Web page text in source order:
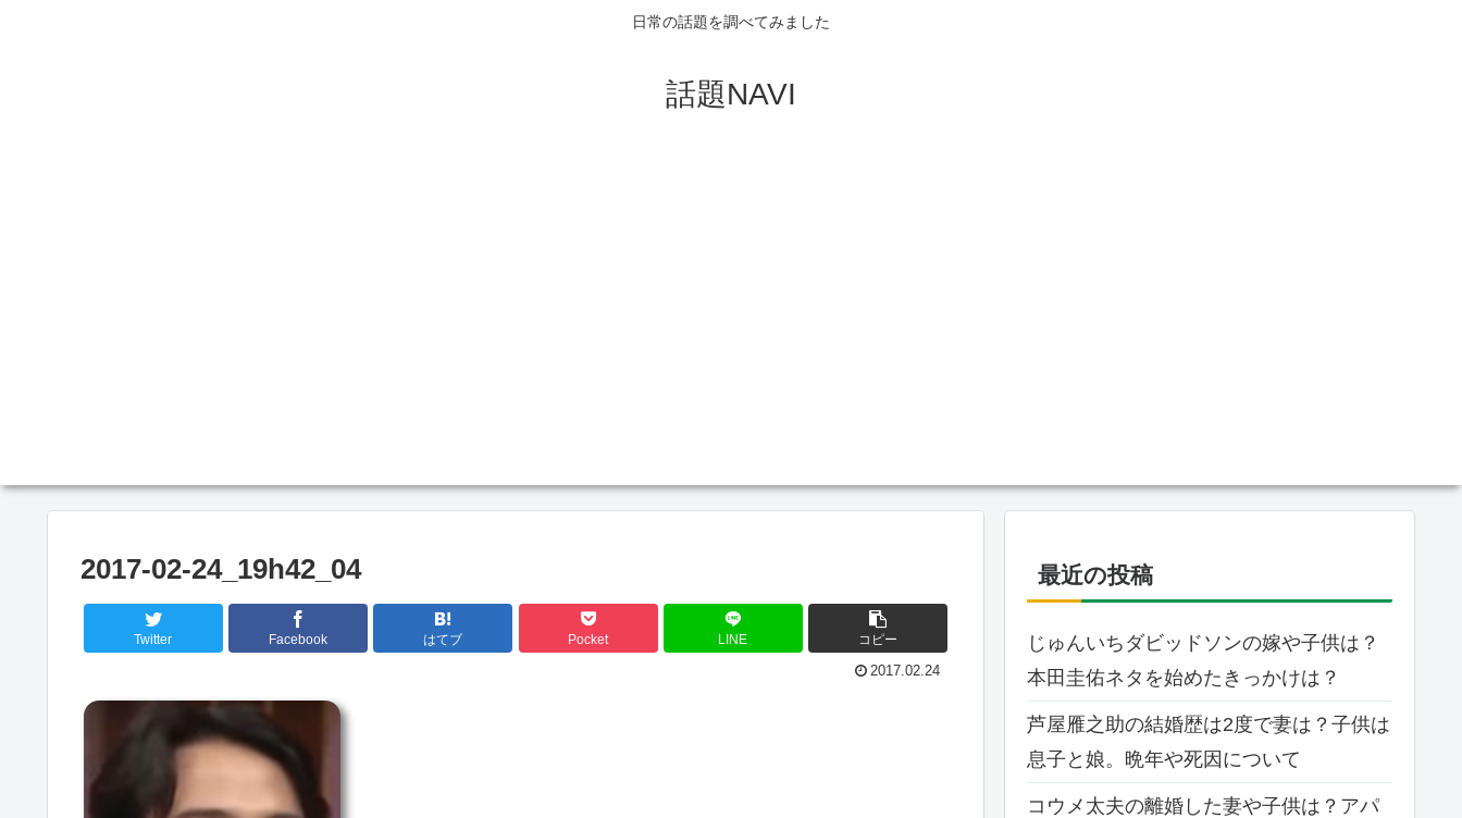
日常の話題を調べてみました
話題NAVI
2017-02-24_19h42_04
Twitter Facebook はてブ Pocket LINE コピー
2017.02.24
最近の投稿
じゅんいちダビッドソンの嫁や子供は？
本田圭佑ネタを始めたきっかけは？
芦屋雁之助の結婚歴は2度で妻は？子供は
息子と娘。晩年や死因について
コウメ太夫の離婚した妻や子供は？アパ